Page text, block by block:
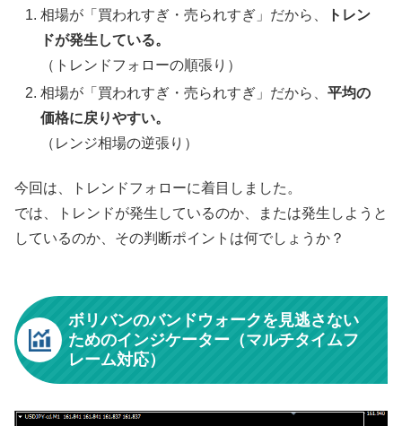
相場が「買われすぎ・売られすぎ」だから、
トレン
ドが発生している。
（トレンドフォローの順張り）
相場が「買われすぎ・売られすぎ」だから、平均の
価格に戻りやすい。
（レンジ相場の逆張り）
今回は、トレンドフォローに着目しました。
では、トレンドが発生しているのか、または発生しようと
しているのか、その判断ポイントは何でしょうか？
ボリバンのバンドウォークを見逃さない
ためのインジケーター（マルチタイムフ
レーム対応）